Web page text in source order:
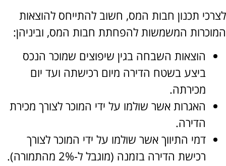
תכנון חבות המס, חשוב להתייחס להוצאות
המשמשות להפחתת חבות המס, וביניהן:
הוצאות השבחה בגין שיפוצים שמוכר הנכס
ביצע בשטח הדירה מיום רכישתה ועד יום
מכירתה.
האגרות אשר שולמו על ידי המוכר לצורך מכירת
הדירה.
דמי התיווך אשר שולמו על ידי המוכר לצורך
רכישת הדירה בזמנה (מוגבל ל-2% מהתמורה).